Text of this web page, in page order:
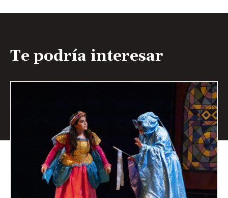
Te podría interesar